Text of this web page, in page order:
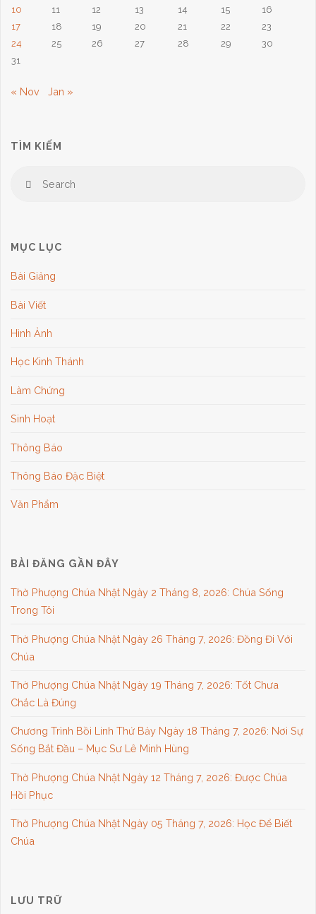
2023:
10
11 12 13 14 15
16
17
18 19 20 21 22
23
24
25 26 27 28 29
30
31
« Nov Jan »
TÌM KIẾM
Search
MỤC LỤC
Bài Giảng
Bài Viết
Hình Ảnh
Học Kinh Thánh
Làm Chứng
Sinh Hoạt
Thông Báo
Thông Báo Đặc Biệt
Văn Phẩm
BÀI ĐĂNG GẦN ĐÂY
Thờ Phượng Chúa Nhật Ngày 2 Tháng 8, 2026: Chúa Sống
Trong Tôi
Thờ Phượng Chúa Nhật Ngày 26 Tháng 7, 2026: Đồng Đi Với
Chúa
Thờ Phượng Chúa Nhật Ngày 19 Tháng 7, 2026: Tốt Chưa
Chắc Là Đúng
Chương Trình Bồi Linh Thứ Bảy Ngày 18 Tháng 7, 2026: Nơi Sự
Sống Bắt Đầu – Mục Sư Lê Minh Hùng
Thờ Phượng Chúa Nhật Ngày 12 Tháng 7, 2026: Được Chúa
Hồi Phục
Thờ Phượng Chúa Nhật Ngày 05 Tháng 7, 2026: Học Để Biết
Chúa
LƯU TRỮ